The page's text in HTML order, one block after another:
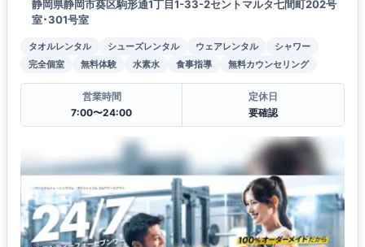
静岡県静岡市葵区駒形通1丁目1-33-2セントマルタ七間町202号
室･301号室
タオルレンタル シューズレンタル ウェアレンタル
シャワー
完全個室
無料体験 水素水 食事指導 無料カウンセリング
営業時間
7:00〜24:00
定休日
要確認